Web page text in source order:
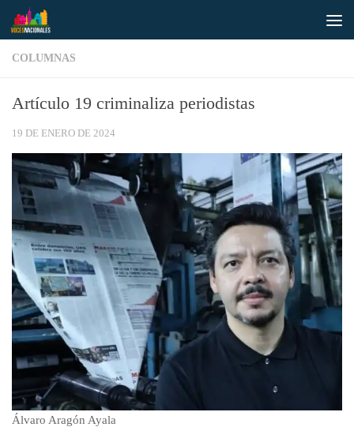
Saltar al contenido
COLUMNAS
Artículo 19 criminaliza periodistas
19 DE ENERO DE 2024
Álvaro Aragón Ayala